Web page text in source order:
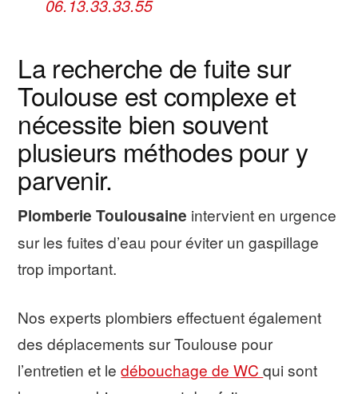
06.13.33.33.55
La recherche de fuite sur
Toulouse est complexe et
nécessite bien souvent
plusieurs méthodes pour y
parvenir.
Plomberie Toulousaine intervient en urgence
sur les fuites d’eau pour éviter un gaspillage
trop important.
Nos experts plombiers effectuent également
des déplacements sur Toulouse pour
l’entretien et ledébouchage de WCqui sont